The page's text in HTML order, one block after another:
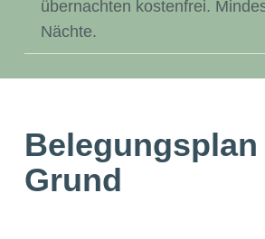
übernachten kostenfrei.
Nächte.
Belegungsplan
Grund